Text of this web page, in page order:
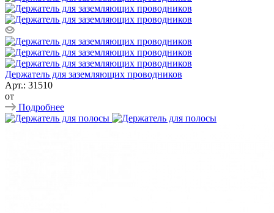
Держатель для заземляющих проводников
Арт.: 31510
от
Подробнее